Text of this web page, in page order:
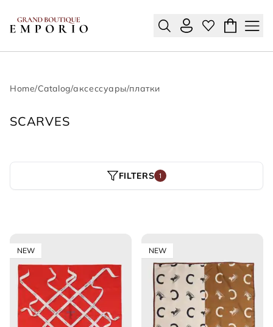
Home/Catalog/аксессуары/платки
SCARVES
FILTERS 1
NEW NEW